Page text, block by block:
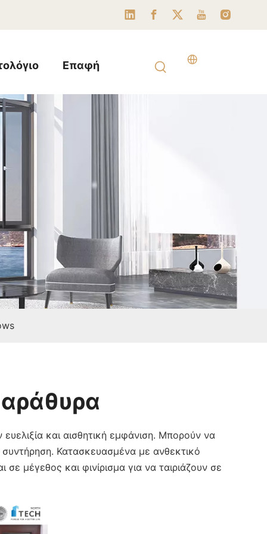
Επαφή
και αισθητική εμφάνιση. Μπορούν να
Κατασκευασμένα με ανθεκτικό
μέγεθος και φινίρισμα για να ταιριάζουν σε